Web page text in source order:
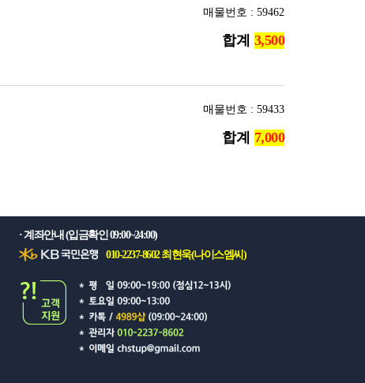
매물번호 : 59462
합계
매물번호 : 59433
합계
· 계좌안내 (입금확인 09:00~24:00)
010-2237-8602 최현욱(나이스엠씨)